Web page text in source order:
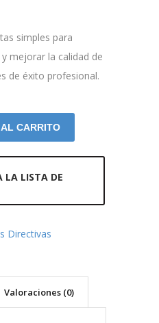
simples para
mejorar la calidad de
de éxito profesional.
CARRITO
LA LISTA DE
Directivas
Valoraciones (0)